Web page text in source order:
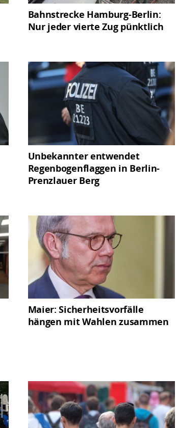
Bahnstrecke Hamburg-Berlin:
Nur jeder vierte Zug pünktlich
Unbekannter entwendet
Regenbogenflaggen in Berlin-
Prenzlauer Berg
Maier: Sicherheitsvorfälle
hängen mit Wahlen zusammen